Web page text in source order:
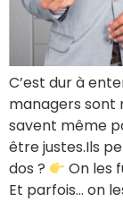
C’est dur à
managers sont
savent même
être justes.Ils
dos ?
On les
Et parfois… on